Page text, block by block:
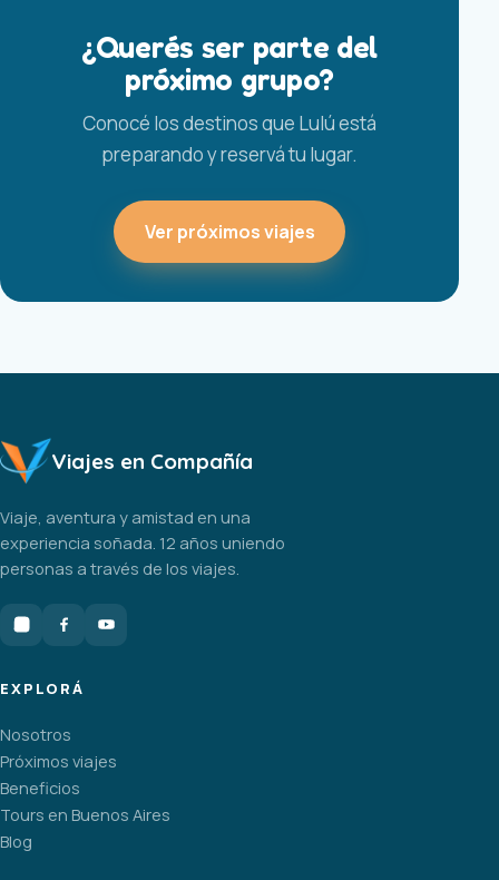
¿Querés ser parte del
próximo grupo?
Conocé los destinos que Lulú está
preparando y reservá tu lugar.
Ver próximos viajes
Viajes en Compañía
Viaje, aventura y amistad en una
experiencia soñada. 12 años uniendo
personas a través de los viajes.
EXPLORÁ
Nosotros
Próximos viajes
Beneficios
Tours en Buenos Aires
Blog